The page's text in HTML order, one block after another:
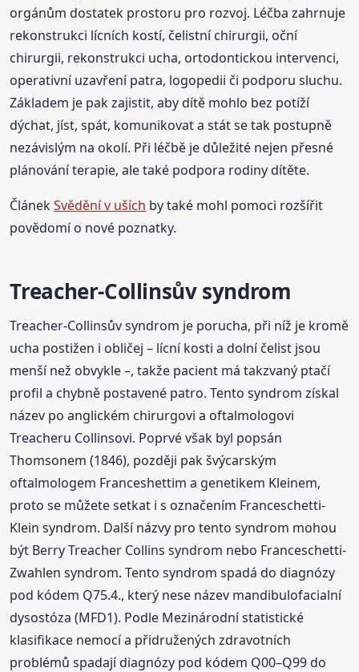
orgánům dostatek prostoru pro rozvoj. Léčba zahrnuje
rekonstrukci lícních kostí, čelistní chirurgii, oční
chirurgii, rekonstrukci ucha, ortodontickou intervenci,
operativní uzavření patra, logopedii či podporu sluchu.
Základem je pak zajistit, aby dítě mohlo bez potíží
dýchat, jíst, spát, komunikovat a stát se tak postupně
nezávislým na okolí. Při léčbě je důležité nejen přesné
plánování terapie, ale také podpora rodiny dítěte.
ČlánekSvědění v uších by také mohl pomoci rozšířit
povědomí o nové poznatky.
Treacher-Collinsův syndrom
Treacher-Collinsův syndrom je porucha, při níž je kromě
ucha postižen i obličej – lícní kosti a dolní čelist jsou
menší než obvykle –, takže pacient má takzvaný ptačí
profil a chybně postavené patro. Tento syndrom získal
název po anglickém chirurgovi a oftalmologovi
Treacheru Collinsovi. Poprvé však byl popsán
Thomsonem (1846), později pak švýcarským
oftalmologem Franceshettim a genetikem Kleinem,
proto se můžete setkat i s označením Franceschetti-
Klein syndrom. Další názvy pro tento syndrom mohou
být Berry Treacher Collins syndrom nebo Franceschetti-
Zwahlen syndrom. Tento syndrom spadá do diagnózy
pod kódem Q75.4., který nese název mandibulofacialní
dysostóza (MFD1). Podle Mezinárodní statistické
klasifikace nemocí a přidružených zdravotních
problémů spadají diagnózy pod kódem Q00–Q99 do